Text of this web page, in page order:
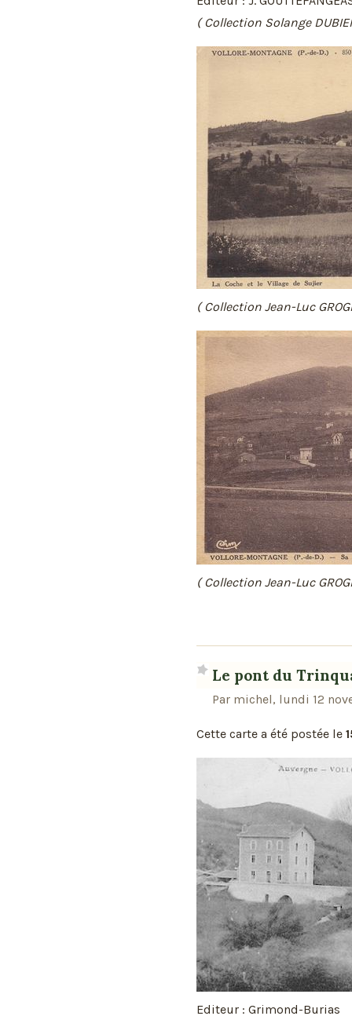
( Collection Solange
( Collection Jean-Luc
( Collection Jean-Luc
Le pont du
Par michel, lundi 12
Cette carte a été postée le
Editeur : Grimond-Burias